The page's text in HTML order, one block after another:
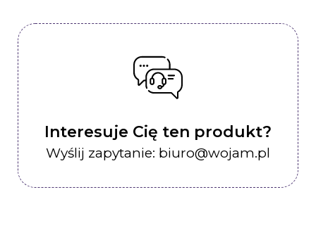
Interesuje Cię ten produkt?
Wyślij zapytanie: biuro@wojam.pl